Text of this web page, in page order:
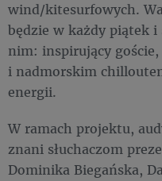
wind/kitesurfowych.
będzie w każdy piątek
nim: inspirujący
i nadmorskim
energii.
W ramach projektu,
znani słuchaczom
Dominika Biegańska,